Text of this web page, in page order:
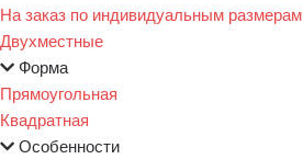
На заказ по индивидуальным размерам
Двухместные
Форма
Прямоугольная
Квадратная
Особенности